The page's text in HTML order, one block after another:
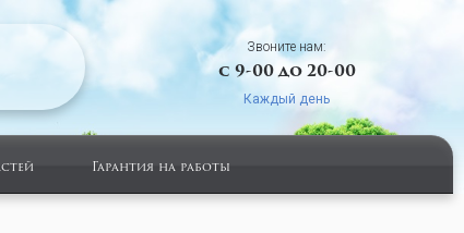
Звоните нам:
с 9-00 до 20-00
Каждый день
Гарантия на работы